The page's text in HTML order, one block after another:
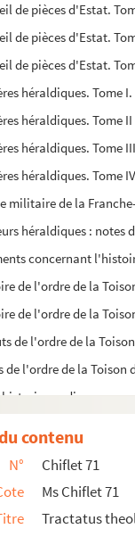
de pièces d'Estat.
de pièces d'Estat.
de pièces d'Estat.
héraldiques. Tome I.
héraldiques. Tome II
héraldiques. Tome
héraldiques. Tome
militaire de la
héraldiques : notes
concernant
de l'ordre de la
de l'ordre de la
de l'ordre de la
de l'ordre de la Toison
diverses
président Bouhier, de
contenu
N°
Chiflet 71
Ms Chiflet 71
Tractatus